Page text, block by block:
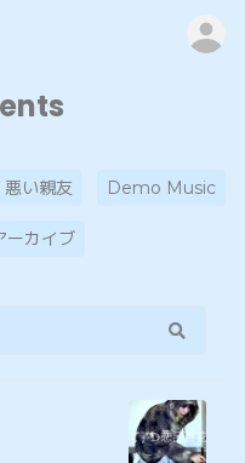
悪い親友 Demo Music
ーカイブ